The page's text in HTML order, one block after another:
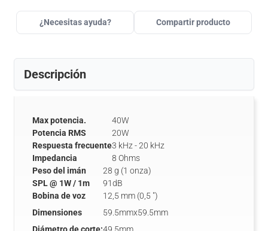
¿Necesitas ayuda? Compartir producto
Descripción
Max potencia.
40W
Potencia RMS
20W
Respuesta frecuente3 kHz - 20 kHz
Impedancia
8 Ohms
Peso del imán
28 g (1 onza)
SPL @ 1W / 1m
91dB
Bobina de voz
12,5 mm (0,5 ")
Dimensiones
59.5mmx59.5mm